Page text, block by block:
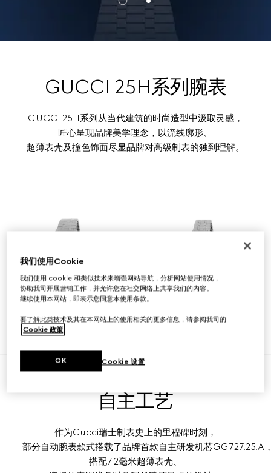
GUCCI 25H系列腕表
GUCCI 25H系列从当代建筑的时尚造型中汲取灵感，
匠心呈现品牌美学理念，以流线廓形、
超薄表壳及撞色饰面尽显品牌对高级制表的独到理解。
自动腕表
查看更多
自主工艺
作为Gucci瑞士制表史上的里程碑时刻，
部分自动腕表款式搭载了品牌首款自主研发机芯GG727.25.A
搭配7.2毫米超薄表壳、
我们使用Cookie
我们使用 cookie 和类似技术来增强网站导航，分析网站使用情况，
协助我司开展营销工作，并允许您在社交网络上共享我们的内容。
继续使用本网站，即表示您同意本使用条款。
要了解此类技术及其在本网站上的使用相关的更多信息，请参阅我司的
Cookie 政策。
Cookie 设置
OK